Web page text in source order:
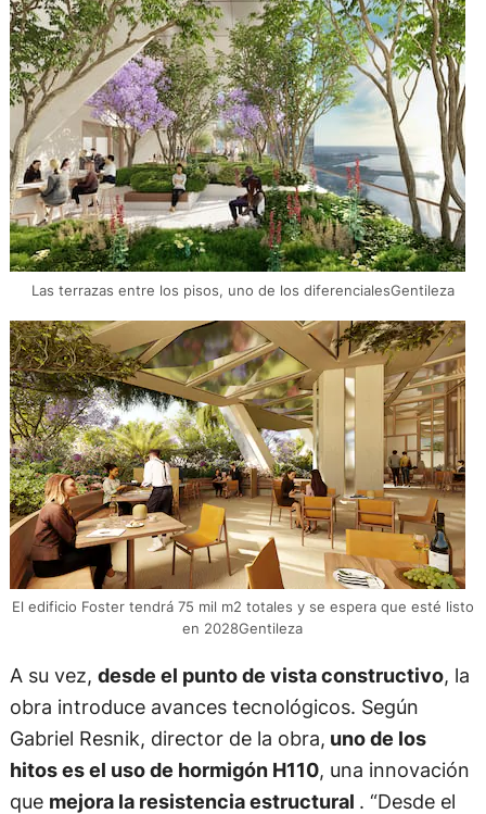
Las terrazas entre los pisos, uno de los diferencialesGentileza
El edificio Foster tendrá 75 mil m2 totales y se espera que esté listo
en 2028Gentileza
A su vez, desde el punto de vista constructivo, la
obra introduce avances tecnológicos. Según
Gabriel Resnik, director de la obra, uno de los
hitos es el uso de hormigón H110, una innovación
que mejora la resistencia estructural . “Desde el